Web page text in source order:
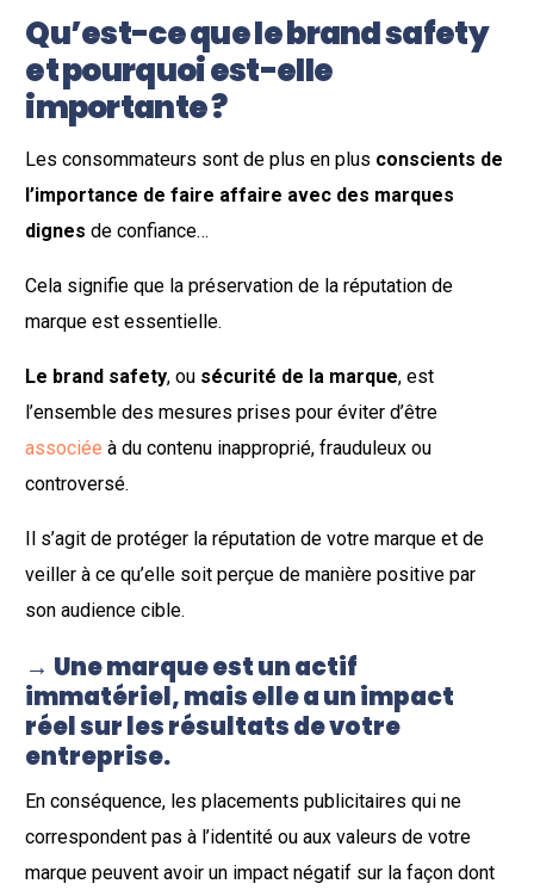
Qu’est-ce que le brand safety
et pourquoi est-elle
importante ?
Les consommateurs sont de plus en plus conscients de
l’importance de faire affaire avec des marques
dignes de confiance…
Cela signifie que la préservation de la réputation de
marque est essentielle.
Le brand safety, ou sécurité de la marque, est
l’ensemble des mesures prises pour éviter d’être
associée à du contenu inapproprié, frauduleux ou
controversé.
Il s’agit de protéger la réputation de votre marque et de
veiller à ce qu’elle soit perçue de manière positive par
son audience cible.
→ Une marque est un actif
immatériel, mais elle a un impact
réel sur les résultats de votre
entreprise.
En conséquence, les placements publicitaires qui ne
correspondent pas à l’identité ou aux valeurs de votre
marque peuvent avoir un impact négatif sur la façon dont